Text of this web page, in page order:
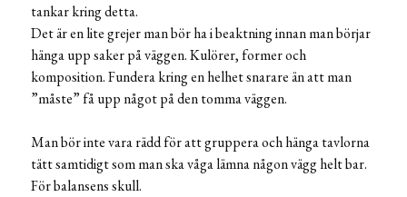
tankar kring detta.
Det är en lite grejer man bör ha i beaktning innan man börjar
hänga upp saker på väggen. Kulörer, former och
komposition. Fundera kring en helhet snarare än att man
”måste” få upp något på den tomma väggen.
Man bör inte vara rädd för att gruppera och hänga tavlorna
tätt samtidigt som man ska våga lämna någon vägg helt bar.
För balansens skull.